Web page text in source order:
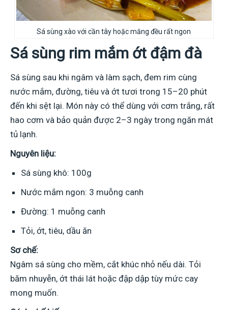
Sá sùng xào với cần tây hoặc măng đều rất ngon
Sá sùng rim mắm ớt đậm đà
Sá sùng sau khi ngâm và làm sạch, đem rim cùng
nước mắm, đường, tiêu và ớt tươi trong 15–20 phút
đến khi sệt lại. Món này có thể dùng với cơm trắng, rất
hao cơm và bảo quản được 2–3 ngày trong ngăn mát
tủ lạnh.
Nguyên liệu:
Sá sùng khô: 100g
Nước mắm ngon: 3 muỗng canh
Đường: 1 muỗng canh
Tỏi, ớt, tiêu, dầu ăn
Sơ chế:
Ngâm sá sùng cho mềm, cắt khúc nhỏ nếu dài. Tỏi
băm nhuyễn, ớt thái lát hoặc đập dập tùy mức cay
mong muốn.